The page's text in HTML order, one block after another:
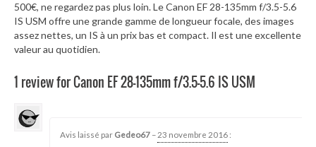
500€, ne regardez pas plus loin. Le Canon EF 28-135mm f/3.5-5.6
IS USM offre une grande gamme de longueur focale, des images
assez nettes, un IS à un prix bas et compact. Il est une excellente
valeur au quotidien.
1 review for Canon EF 28-135mm f/3.5-5.6 IS USM
21276
Avis laissé par Gedeo67 – 23 novembre 2016 :